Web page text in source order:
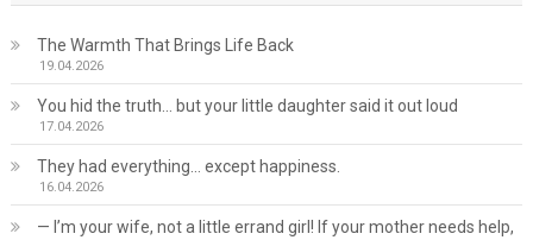
The Warmth That Brings Life Back
19.04.2026
You hid the truth… but your little daughter said it out loud
17.04.2026
They had everything… except happiness.
16.04.2026
— I’m your wife, not a little errand girl! If your mother needs help,